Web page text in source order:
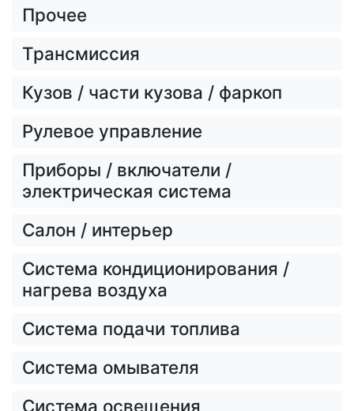
Прочее
Трансмиссия
Кузов / части кузова / фаркоп
Рулевое управление
Приборы / включатели /
электрическая система
Салон / интерьер
Система кондиционирования /
нагрева воздуха
Система подачи топлива
Система омывателя
Система освещения